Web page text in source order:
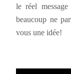
le réel
beaucoup ne
vous une idée!